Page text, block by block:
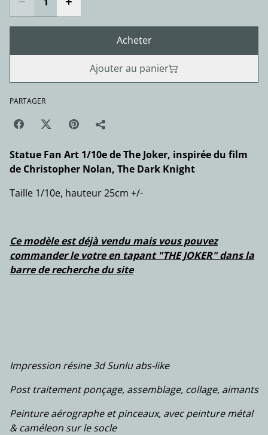
Acheter
Ajouter au panier
PARTAGER
Statue Fan Art 1/10e de The Joker, inspirée du film
de Christopher Nolan, The Dark Knight
Taille 1/10e, hauteur 25cm +/-
Ce modèle est déjà vendu mais vous pouvez
commander le votre en tapant "THE JOKER" dans la
barre de recherche du site
Impression résine 3d Sunlu abs-like
Post traitement ponçage, assemblage, collage, aimants
Peinture aérographe et pinceaux, avec peinture métal
& caméleon sur le socle